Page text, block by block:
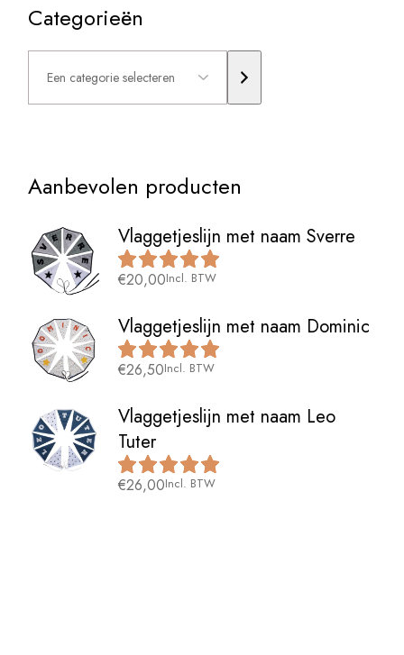
Categorieën
Een
categorie
selecteren
Aanbevolen producten
Vlaggetjeslijn met naam Sverre
€20,00Incl. BTW
Vlaggetjeslijn met naam Dominic
€26,50Incl. BTW
Vlaggetjeslijn met naam Leo
Tuter
€26,00Incl. BTW